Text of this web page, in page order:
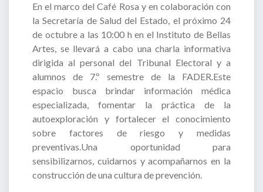
En el marco del Café Rosa y en colaboración con
la Secretaría de Salud del Estado, el próximo 24
de octubre a las 10:00 h en el Instituto de Bellas
Artes, se llevará a cabo una charla informativa
dirigida al personal del Tribunal Electoral y a
alumnos de 7.º semestre de la FADER.Este
espacio busca brindar información médica
especializada, fomentar la práctica de la
autoexploración y fortalecer el conocimiento
sobre factores de riesgo y medidas
preventivas.Una oportunidad para
sensibilizarnos, cuidarnos y acompañarnos en la
construcción de una cultura de prevención.